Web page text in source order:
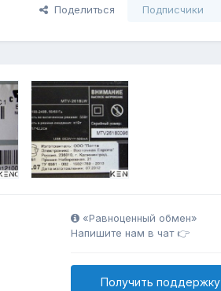
Поделиться Подписчики
«Равноценный обмен»
Напишите нам в чат 👉
Получить поддержку